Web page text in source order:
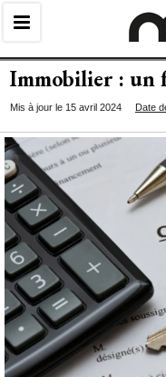
Immobilier : un
Mis à jour le 15 avril 2024 Date